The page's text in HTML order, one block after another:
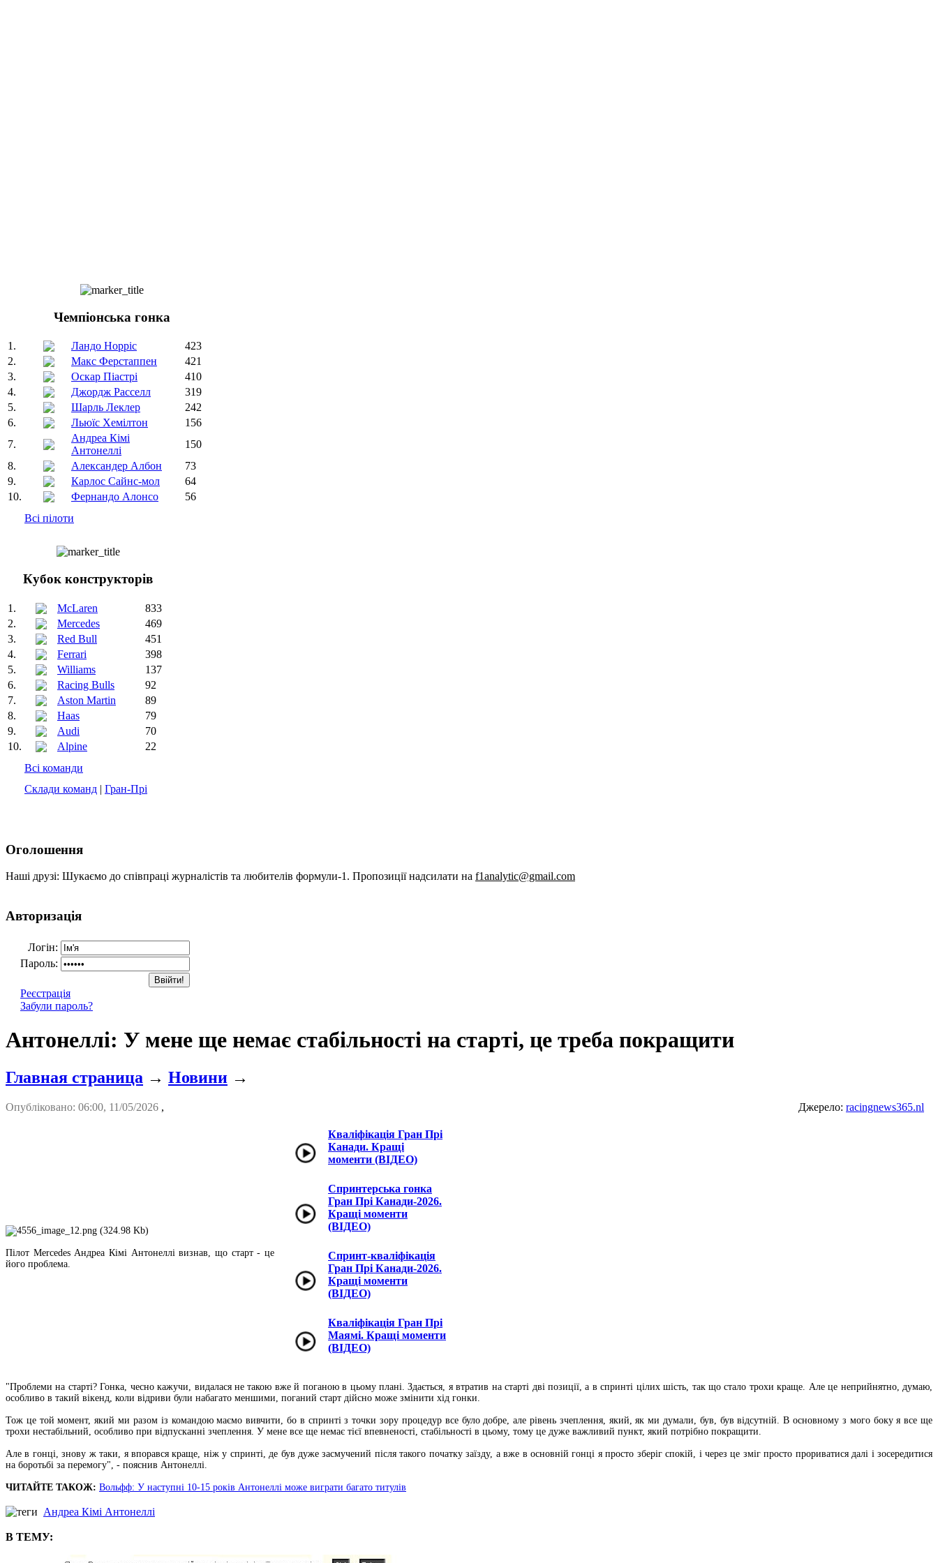
Чемпіонська гонка
1. Ландо Норріс
423
2.
Макс Ферстаппен
421
3.
Оскар Піастрі
410
4.
Джордж Расселл
319
5.
Шарль Леклер
242
6.
Льюїс Хемілтон
156
7.
Андреа Кімі
Антонеллі
150
8.
Александер Албон
73
9.
Карлос Сайнс-мол
64
10.
Фернандо Алонсо
56
Всі пілоти
Кубок конструкторів
1. McLaren
833
2.
Mercedes
469
3.
Red Bull
451
4.
Ferrari
398
5.
Williams
137
6.
Racing Bulls
92
7.
Aston Martin
89
8.
Haas
79
9.
Audi
70
10.
Alpine
22
Всі команди
Склади команд | Гран-Прі
Оголошення
Наші друзі: Шукаємо до співпраці журналістів та любителів формули-1. Пропозиції надсилати на f1analytic@gmail.com
Авторизація
Логін:
Пароль:
Реєстрація
Забули пароль?
Антонеллі: У мене ще немає стабільності на старті, це треба покращити
Главная страница → Новини →
Опубліковано: 06:00, 11/05/2026 , Джерело: racingnews365.nl
Пілот Mercedes Андреа Кімі Антонеллі визнав, що старт - це
його проблема.
Кваліфікація Гран Прі
Канади. Кращі
моменти (ВІДЕО)
Спринтерська гонка
Гран Прі Канади-2026.
Кращі моменти
(ВІДЕО)
Спринт-кваліфікація
Гран Прі Канади-2026.
Кращі моменти
(ВІДЕО)
Кваліфікація Гран Прі
Маямі. Кращі моменти
(ВІДЕО)
"Проблеми на старті? Гонка, чесно кажучи, видалася не такою вже й поганою в цьому плані. Здається, я втратив на старті дві позиції, а в спринті цілих шість, так що стало трохи краще. Але це неприйнятно, думаю,
особливо в такий вікенд, коли відриви були набагато меншими, поганий старт дійсно може змінити хід гонки.
Тож це той момент, який ми разом із командою маємо вивчити, бо в спринті з точки зору процедур все було добре, але рівень зчеплення, який, як ми думали, був, був відсутній. В основному з мого боку я все ще
трохи нестабільний, особливо при відпусканні зчеплення. У мене все ще немає тієї впевненості, стабільності в цьому, тому це дуже важливий пункт, який потрібно покращити.
Але в гонці, знову ж таки, я впорався краще, ніж у спринті, де був дуже засмучений після такого початку заїзду, а вже в основній гонці я просто зберіг спокій, і через це зміг просто прориватися далі і зосередитися
на боротьбі за перемогу", - пояснив Антонеллі.
ЧИТАЙТЕ ТАКОЖ: Вольфф: У наступні 10-15 років Антонеллі може виграти багато титулів
Андреа Кімі Антонеллі
В ТЕМУ: